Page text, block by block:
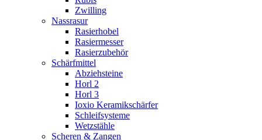
Zwilling
Nassrasur
Rasierhobel
Rasiermesser
Rasierzubehör
Schärfmittel
Abziehsteine
Horl 2
Horl 3
Ioxio Keramikschärfer
Schleifsysteme
Wetzstähle
Scheren & Zangen